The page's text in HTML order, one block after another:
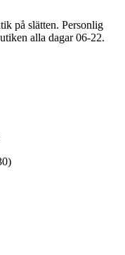
på slätten. Personlig
alla dagar 06-22.